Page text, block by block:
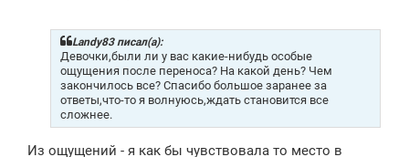
Landy83 писал(а):
Девочки,были ли у вас какие-нибудь особые
ощущения после переноса? На какой день? Чем
закончилось все? Спасибо большое заранее за
ответы,что-то я волнуюсь,ждать становится все
сложнее.
Из ощущений - я как бы чувствовала то место в